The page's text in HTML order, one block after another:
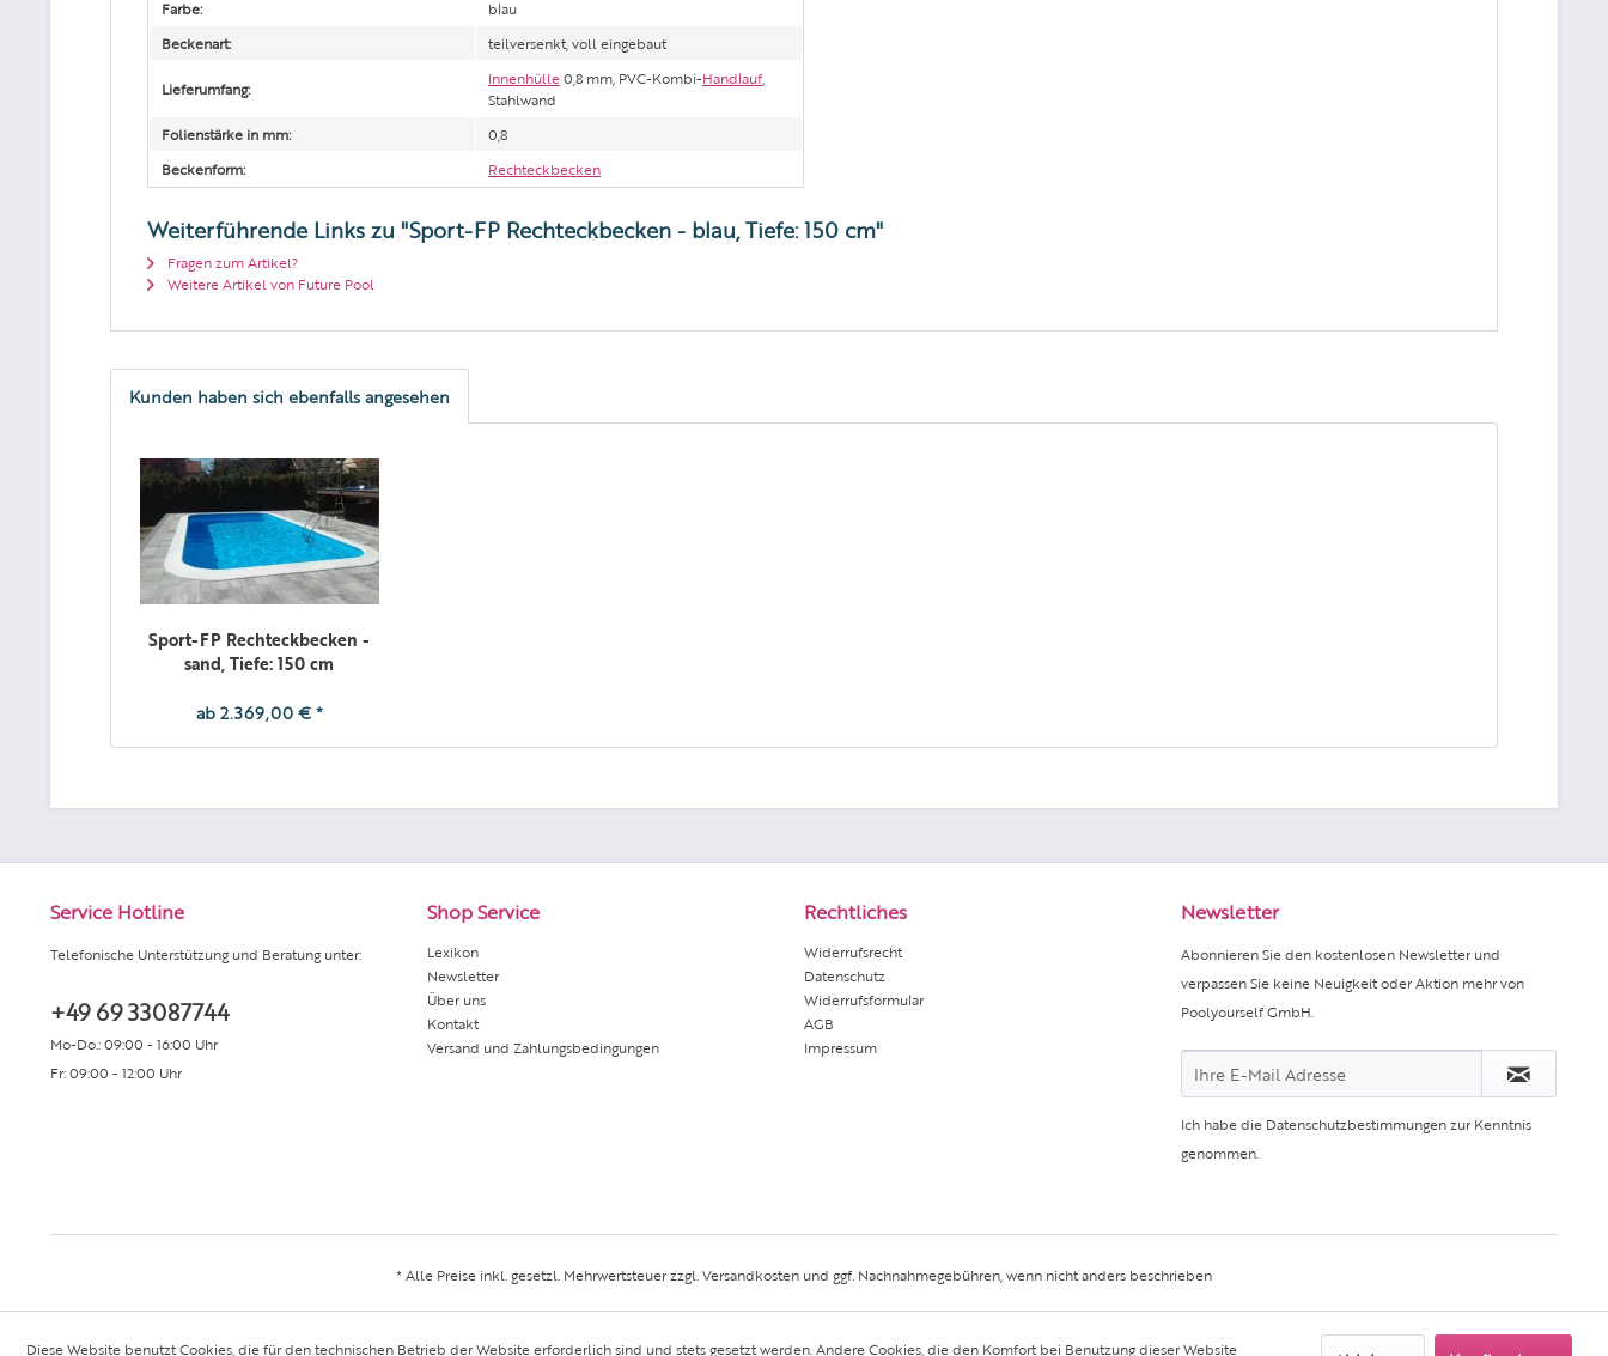
Farbe:
blau
Beckenart:
teilversenkt, voll eingebaut
Lieferumfang:
Innenhülle0,8 mm, PVC-Kombi-Handlauf,
Stahlwand
Folienstärke in mm:
0,8
Beckenform:
Rechteckbecken
Weiterführende Links zu "Sport-FP Rechteckbecken - blau, Tiefe: 150 cm"
Fragen zum Artikel?
Weitere Artikel von Future Pool
Kunden haben sich ebenfalls angesehen
Sport-FP Rechteckbecken -
sand, Tiefe: 150 cm
ab 2.369,00 € *
Service Hotline
Telefonische Unterstützung und Beratung unter:
+49 69 33087744
Mo-Do.: 09:00 - 16:00 Uhr
Fr: 09:00 - 12:00 Uhr
Shop Service
Lexikon
Newsletter
Über uns
Kontakt
Versand und Zahlungsbedingungen
Rechtliches
Widerrufsrecht
Datenschutz
Widerrufsformular
AGB
Impressum
Newsletter
Abonnieren Sie den kostenlosen Newsletter und
verpassen Sie keine Neuigkeit oder Aktion mehr von
Poolyourself GmbH.
Ich habe die Datenschutzbestimmungenzur Kenntnis
genommen.
* Alle Preise inkl. gesetzl. Mehrwertsteuer zzgl. Versandkosten und ggf. Nachnahmegebühren, wenn nicht anders beschrieben
Diese Website benutzt Cookies, die für den technischen Betrieb der Website erforderlich sind und stets gesetzt werden. Andere Cookies, die den Komfort bei Benutzung dieser Website